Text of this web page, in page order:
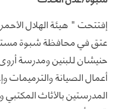
إفتتحت " هيئة الهلال
عتق في محافظة شبوة
حنيشان للبنين ومدرسة
أعمال الصيانة والترميمات
المدرستين بالأثاث المكتبي